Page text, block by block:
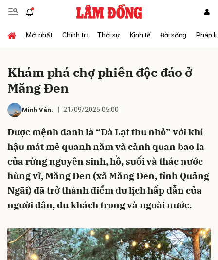
Mới nhất Chính trị Thời sự Kinh tế Đời sống Pháp
Khám phá chợ phiên độc đáo ở
Măng Đen
Minh Vân. 21/09/2025 05:00
Được mệnh danh là “Đà Lạt thu nhỏ” với khí
hậu mát mẻ quanh năm và cảnh quan bao la
của rừng nguyên sinh, hồ, suối và thác nước
hùng vĩ, Măng Đen (xã Măng Đen, tỉnh Quảng
Ngãi) đã trở thành điểm du lịch hấp dẫn của
người dân, du khách trong và ngoài nước.
Gửi bình luận
Hủy Gửi